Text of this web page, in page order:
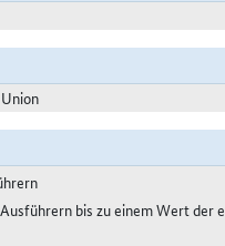
bis zu einem Wert der